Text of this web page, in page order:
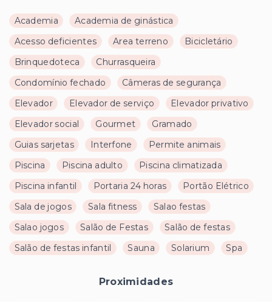
Academia
Academia de ginástica
Acesso deficientes
Area terreno
Bicicletário
Brinquedoteca
Churrasqueira
Condomínio fechado
Câmeras de segurança
Elevador
Elevador de serviço
Elevador privativo
Elevador social
Gourmet
Gramado
Guias sarjetas
Interfone
Permite animais
Piscina
Piscina adulto
Piscina climatizada
Piscina infantil
Portaria 24 horas
Portão Elétrico
Sala de jogos
Sala fitness
Salao festas
Salao jogos
Salão de Festas
Salão de festas
Salão de festas infantil
Sauna Solarium Spa
Proximidades